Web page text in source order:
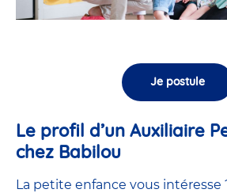
Je postule
Le profil d’un Auxiliaire
chez Babilou
La petite enfance vous intéresse